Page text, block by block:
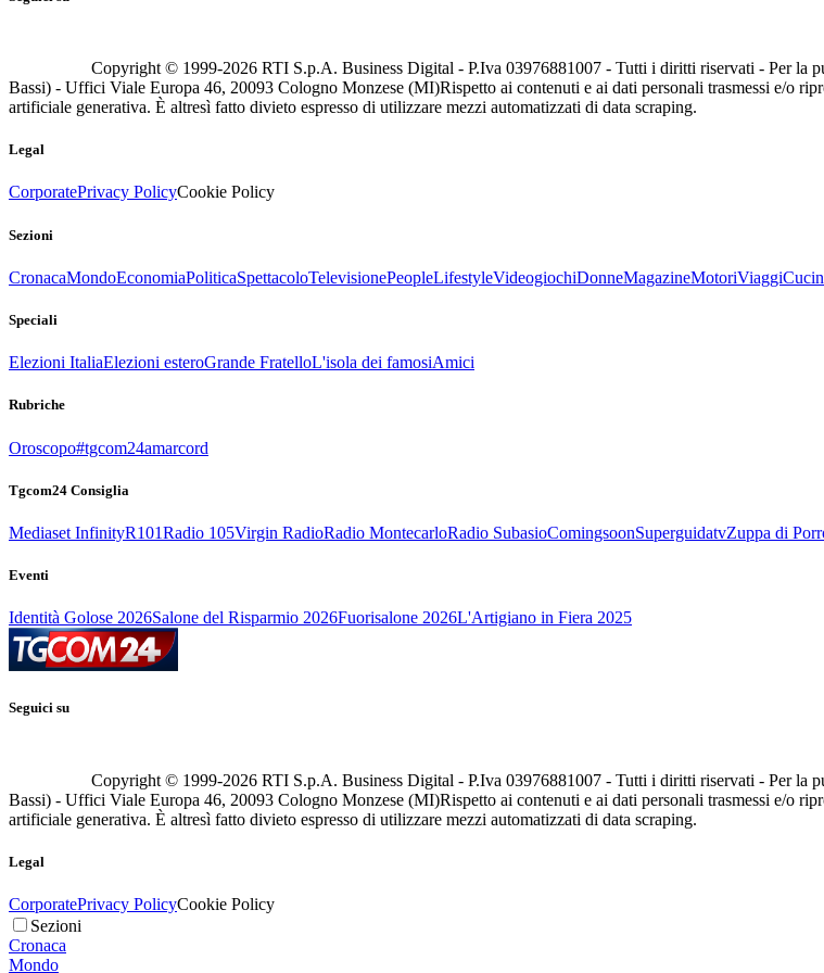
Copyright © 1999-2026 RTI S.p.A. Business Digital - P.Iva 03976881007 - Tutti i diritti riservati - Per la
Bassi) - Uffici Viale Europa 46, 20093 Cologno Monzese (MI)Rispetto ai contenuti e ai dati personali trasmessi e/o
artificiale generativa. È altresì fatto divieto espresso di utilizzare mezzi automatizzati di data scraping.
Legal
CorporatePrivacy PolicyCookie Policy
Sezioni
CronacaMondoEconomiaPoliticaSpettacoloTelevisionePeopleLifestyleVideogiochiDonneMagazineMotoriViaggi
Speciali
Elezioni ItaliaElezioni esteroGrande FratelloL'isola dei famosiAmici
Rubriche
Oroscopo#tgcom24amarcord
Tgcom24 Consiglia
Mediaset InfinityR101Radio 105Virgin RadioRadio MontecarloRadio SubasioComingsoonSuperguidatvZuppa di
Eventi
Identità Golose 2026Salone del Risparmio 2026Fuorisalone 2026L'Artigiano in Fiera 2025
Seguici su
Copyright © 1999-2026 RTI S.p.A. Business Digital - P.Iva 03976881007 - Tutti i diritti riservati - Per la
Bassi) - Uffici Viale Europa 46, 20093 Cologno Monzese (MI)Rispetto ai contenuti e ai dati personali trasmessi e/o
artificiale generativa. È altresì fatto divieto espresso di utilizzare mezzi automatizzati di data scraping.
Legal
CorporatePrivacy PolicyCookie Policy
Sezioni
Cronaca
Mondo